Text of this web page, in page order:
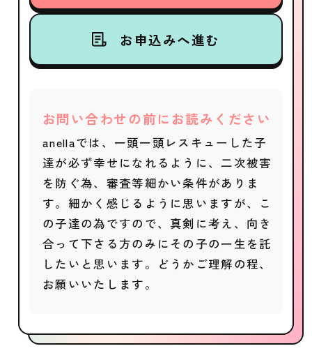
お申込みへ進む
お問い合わせの前にお読みください
anellaでは、一頭一頭レスキューした子
達が必ず幸せになれるように、二次被害
を防ぐ為、審査等細かい条件がありま
す。細かく感じるように思いますが、こ
の子達の為ですので、真剣に考え、向き
合って下さる方のみにその子の一生を託
したいと思います。どうかご理解の程、
お願いいたします。